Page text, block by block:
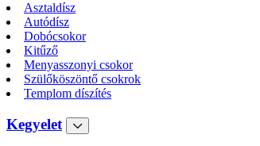
Asztaldísz
Autódísz
Dobócsokor
Kitűző
Menyasszonyi csokor
Szülőköszöntő csokrok
Templom díszítés
Kegyelet